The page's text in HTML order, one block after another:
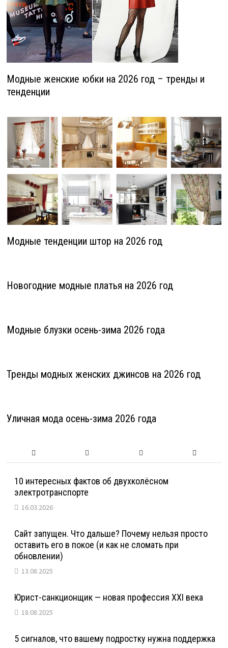
Модные женские юбки на 2026 год – тренды и
тенденции
Модные тенденции штор на 2026 год
Новогодние модные платья на 2026 год
Модные блузки осень-зима 2026 года
Тренды модных женских джинсов на 2026 год
Уличная мода осень-зима 2026 года
10 интересных фактов об двухколёсном
электротранспорте
16.03.2026
Сайт запущен. Что дальше? Почему нельзя просто
оставить его в покое (и как не сломать при
обновлении)
13.08.2025
Юрист-санкционщик — новая профессия XXI века
18.08.2025
5 сигналов, что вашему подростку нужна поддержка